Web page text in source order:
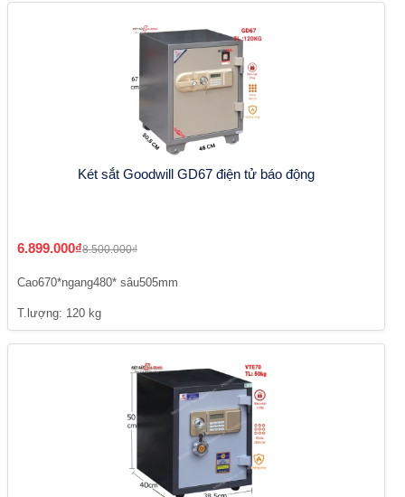
Két sắt Goodwill GD67 điện tử báo động
6.899.000₫8.500.000₫
Cao670*ngang480* sâu505mm
T.lượng: 120 kg